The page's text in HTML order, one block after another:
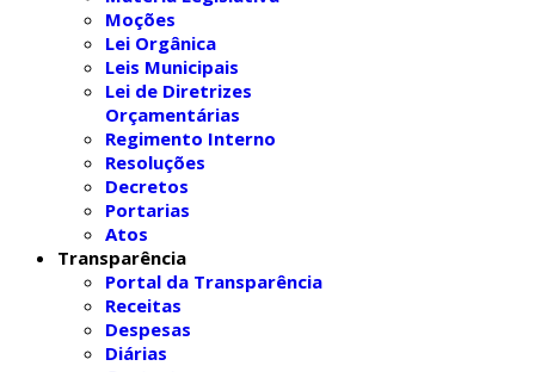
Moções
Lei Orgânica
Leis Municipais
Lei de Diretrizes
Orçamentárias
Regimento Interno
Resoluções
Decretos
Portarias
Atos
Transparência
Portal da Transparência
Receitas
Despesas
Diárias